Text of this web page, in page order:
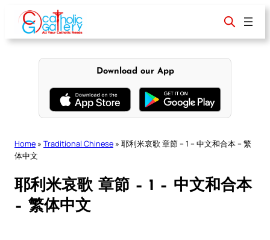
content
Download our App
Home » Traditional Chinese » 耶利米哀歌 章節 – 1 – 中文和合本 – 繁
体中文
耶利米哀歌 章節 – 1 – 中文和合本
– 繁体中文